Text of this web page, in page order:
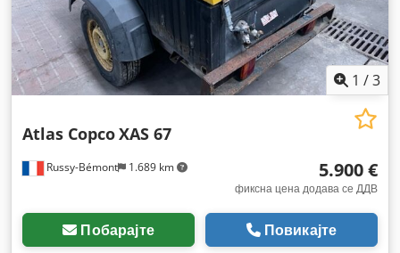
1 /3
Russy-Bémont 1.689 km
Atlas CopcoXAS 67
5.900 €
фиксна цена додава се ДДВ
Побарајте Повикајте